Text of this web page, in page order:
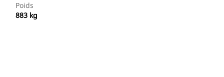
Poids
883 kg